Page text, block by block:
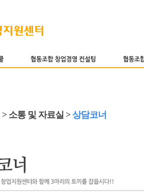
소통 및 자료실 >상담코너